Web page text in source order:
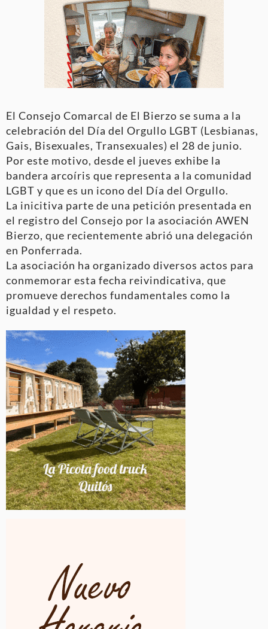
El Consejo Comarcal de El Bierzo se suma a la
celebración del Día del Orgullo LGBT (Lesbianas,
Gais, Bisexuales, Transexuales) el 28 de junio.
Por este motivo, desde el jueves exhibe la
bandera arcoíris que representa a la comunidad
LGBT y que es un icono del Día del Orgullo.
La inicitiva parte de una petición presentada en
el registro del Consejo por la asociación AWEN
Bierzo, que recientemente abrió una delegación
en Ponferrada.
La asociación ha organizado diversos actos para
conmemorar esta fecha reivindicativa, que
promueve derechos fundamentales como la
igualdad y el respeto.